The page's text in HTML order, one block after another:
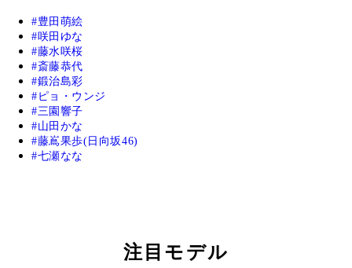
豊田萌絵
咲田ゆな
藤水咲桜
斎藤恭代
鍛治島彩
ピョ・ウンジ
三園響子
山田かな
藤嶌果歩(日向坂46)
七瀬なな
注目モデル